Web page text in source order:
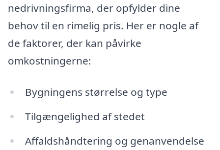
nedrivningsfirma, der opfylder dine
behov til en rimelig pris. Her er nogle af
de faktorer, der kan påvirke
omkostningerne:
Bygningens størrelse og type
Tilgængelighed af stedet
Affaldshåndtering og genanvendelse